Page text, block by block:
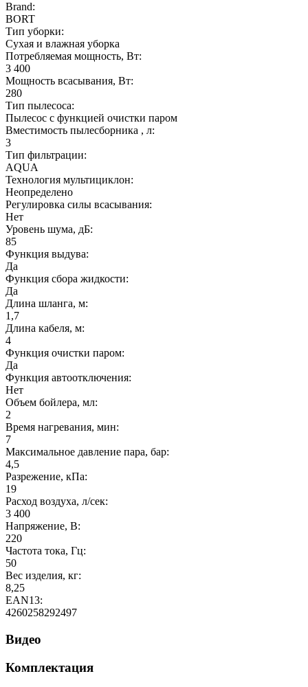
Brand:
BORT
Тип уборки:
Сухая и влажная уборка
Потребляемая мощность, Вт:
3 400
Мощность всасывания, Вт:
280
Тип пылесоса:
Пылесос с функцией очистки паром
Вместимость пылесборника , л:
3
Тип фильтрации:
AQUA
Технология мультициклон:
Неопределено
Регулировка силы всасывания:
Нет
Уровень шума, дБ:
85
Функция выдува:
Да
Функция сбора жидкости:
Да
Длина шланга, м:
1,7
Длина кабеля, м:
4
Функция очистки паром:
Да
Функция автоотключения:
Нет
Объем бойлера, мл:
2
Время нагревания, мин:
7
Максимальное давление пара, бар:
4,5
Разрежение, кПа:
19
Расход воздуха, л/сек:
3 400
Напряжение, В:
220
Частота тока, Гц:
50
Вес изделия, кг:
8,25
EAN13:
4260258292497
Видео
Комплектация